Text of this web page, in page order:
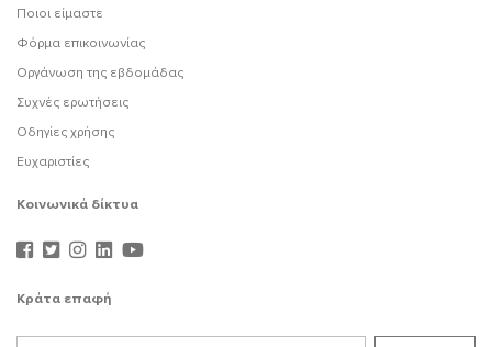
Ποιοι είμαστε
Φόρμα επικοινωνίας
Οργάνωση της εβδομάδας
Συχνές ερωτήσεις
Οδηγίες χρήσης
Ευχαριστίες
Κοινωνικά δίκτυα
Κράτα επαφή